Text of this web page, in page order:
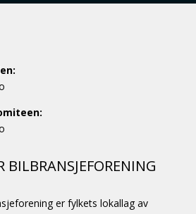
BILBRANSJEFORENING
er fylkets lokallag av